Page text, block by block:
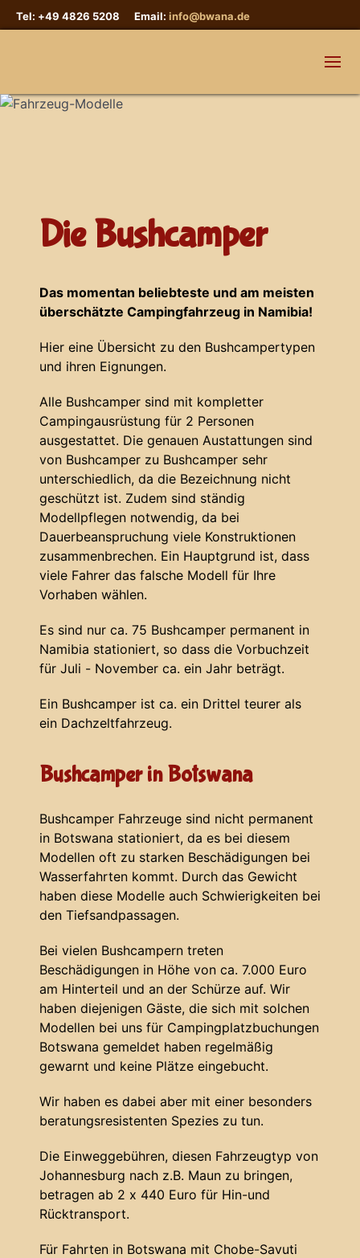
Tel: +49 4826 5208 Email: info@bwana.de
Die Bushcamper
Das momentan beliebteste und am meisten
überschätzte Campingfahrzeug in Namibia!
Hier eine Übersicht zu den Bushcampertypen
und ihren Eignungen.
Alle Bushcamper sind mit kompletter
Campingausrüstung für 2 Personen
ausgestattet. Die genauen Austattungen sind
von Bushcamper zu Bushcamper sehr
unterschiedlich, da die Bezeichnung nicht
geschützt ist. Zudem sind ständig
Modellpflegen notwendig, da bei
Dauerbeanspruchung viele Konstruktionen
zusammenbrechen. Ein Hauptgrund ist, dass
viele Fahrer das falsche Modell für Ihre
Vorhaben wählen.
Es sind nur ca. 75 Bushcamper permanent in
Namibia stationiert, so dass die Vorbuchzeit
für Juli - November ca. ein Jahr beträgt.
Ein Bushcamper ist ca. ein Drittel teurer als
ein Dachzeltfahrzeug.
Bushcamper in Botswana
Bushcamper Fahrzeuge sind nicht permanent
in Botswana stationiert, da es bei diesem
Modellen oft zu starken Beschädigungen bei
Wasserfahrten kommt. Durch das Gewicht
haben diese Modelle auch Schwierigkeiten bei
den Tiefsandpassagen.
Bei vielen Bushcampern treten
Beschädigungen in Höhe von ca. 7.000 Euro
am Hinterteil und an der Schürze auf. Wir
haben diejenigen Gäste, die sich mit solchen
Modellen bei uns für Campingplatzbuchungen
Botswana gemeldet haben regelmäßig
gewarnt und keine Plätze eingebucht.
Wir haben es dabei aber mit einer besonders
beratungsresistenten Spezies zu tun.
Die Einweggebühren, diesen Fahrzeugtyp von
Johannesburg nach z.B. Maun zu bringen,
betragen ab 2 x 440 Euro für Hin-und
Rücktransport.
Für Fahrten in Botswana mit Chobe-Savuti